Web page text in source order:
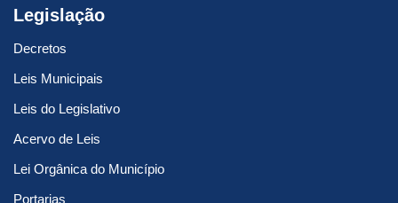
Legislação
Decretos
Leis Municipais
Leis do Legislativo
Acervo de Leis
Lei Orgânica do Município
Portarias